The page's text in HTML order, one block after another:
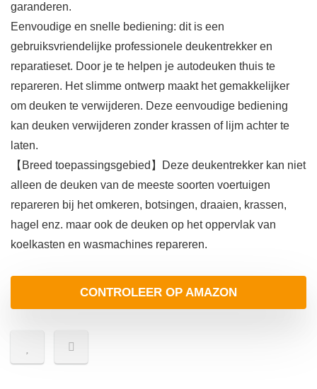
garanderen.
Eenvoudige en snelle bediening: dit is een
gebruiksvriendelijke professionele deukentrekker en
reparatieset. Door je te helpen je autodeuken thuis te
repareren. Het slimme ontwerp maakt het gemakkelijker
om deuken te verwijderen. Deze eenvoudige bediening
kan deuken verwijderen zonder krassen of lijm achter te
laten.
【Breed toepassingsgebied】Deze deukentrekker kan niet
alleen de deuken van de meeste soorten voertuigen
repareren bij het omkeren, botsingen, draaien, krassen,
hagel enz. maar ook de deuken op het oppervlak van
koelkasten en wasmachines repareren.
CONTROLEER OP AMAZON